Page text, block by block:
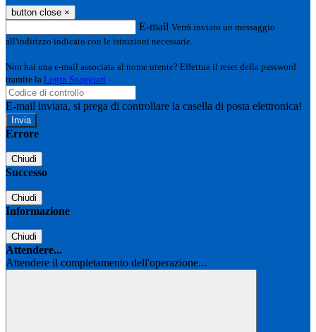
button close ×
E-mail Verrà inviato un messaggio
all'indirizzo indicato con le istruzioni necessarie.
Non hai una e-mail associata al nome utente? Effettua il reset della password
tramite la Login Spaggiari
E-mail inviata, si prega di controllare la casella di posta elettronica!
Errore
Chiudi
Successo
Chiudi
Informazione
Chiudi
Attendere...
Attendere il completamento dell'operazione...